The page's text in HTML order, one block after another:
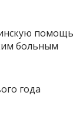
помощь
больным
года